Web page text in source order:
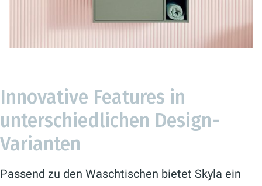
Innovative Features in
unterschiedlichen Design-
Varianten
Passend zu den Waschtischen bietet Skyla ein